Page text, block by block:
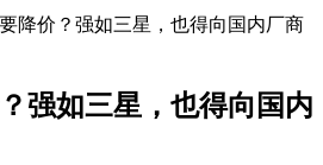
降价？强如三星，也得向国内厂商
强如三星，也得向国内